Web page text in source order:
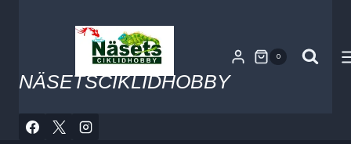
NÄSETSCIKLIDHOBBY
0